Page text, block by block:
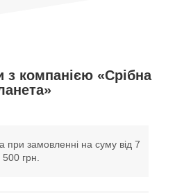
з компанією «Срібна
при замовленні на суму від 7
500 грн.